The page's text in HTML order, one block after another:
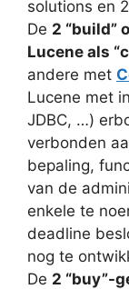
solutions en
De 2 “build”
Lucene als
andere met
Lucene met
JDBC, …)
verbonden
bepaling,
van de
enkele te
deadline
nog te
De 2 “buy”-